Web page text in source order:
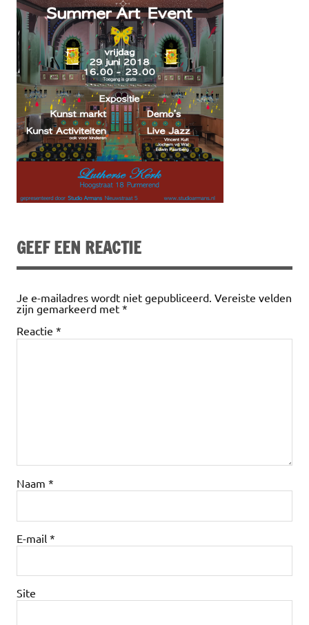
GEEF EEN REACTIE
Je e-mailadres wordt niet gepubliceerd. Vereiste velden
zijn gemarkeerd met *
Reactie *
Naam *
E-mail *
Site